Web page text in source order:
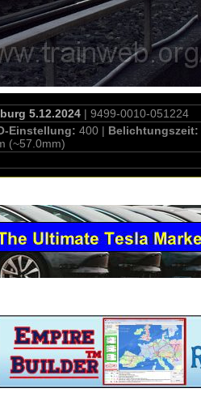
5.12.2024| 9499-0010-051224
Einstellung: 400 | Belichtungszeit:
(~57.0mm)